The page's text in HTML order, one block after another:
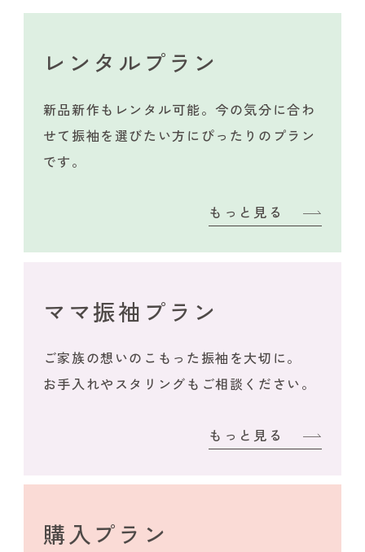
レンタルプラン
新品新作もレンタル可能。今の気分に合わ
せて振袖を選びたい方にぴったりのプラン
です。
もっと見る
ママ振袖プラン
ご家族の想いのこもった振袖を大切に。
お手入れやスタリングもご相談ください。
もっと見る
購入プラン